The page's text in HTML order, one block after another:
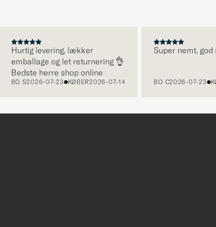
Hurtig levering, lækker
emballage og let returnering 👌
Bedste herre shop online
BO S2026-07-23 KØBER2026-07-14
Super nemt, god
BO C2026-07-23